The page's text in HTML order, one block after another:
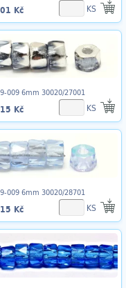
Kč KS
009 6mm 30020/27001
Kč KS
009 6mm 30020/28701
Kč KS